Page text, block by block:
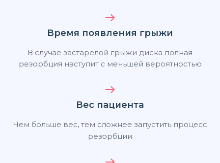
Время появления грыжи
В случае застарелой грыжи диска полная
резорбция наступит с меньшей вероятностью
Вес пациента
Чем больше вес, тем сложнее запустить процесс
резорбции